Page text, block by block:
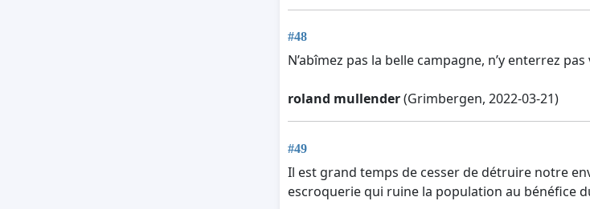
#48
N’abîmez pas la belle campagne, n’y enterrez
roland mullender(Grimbergen, 2022-03-21)
#49
Il est grand temps de cesser de détruire notre
escroquerie qui ruine la population au bénéfice